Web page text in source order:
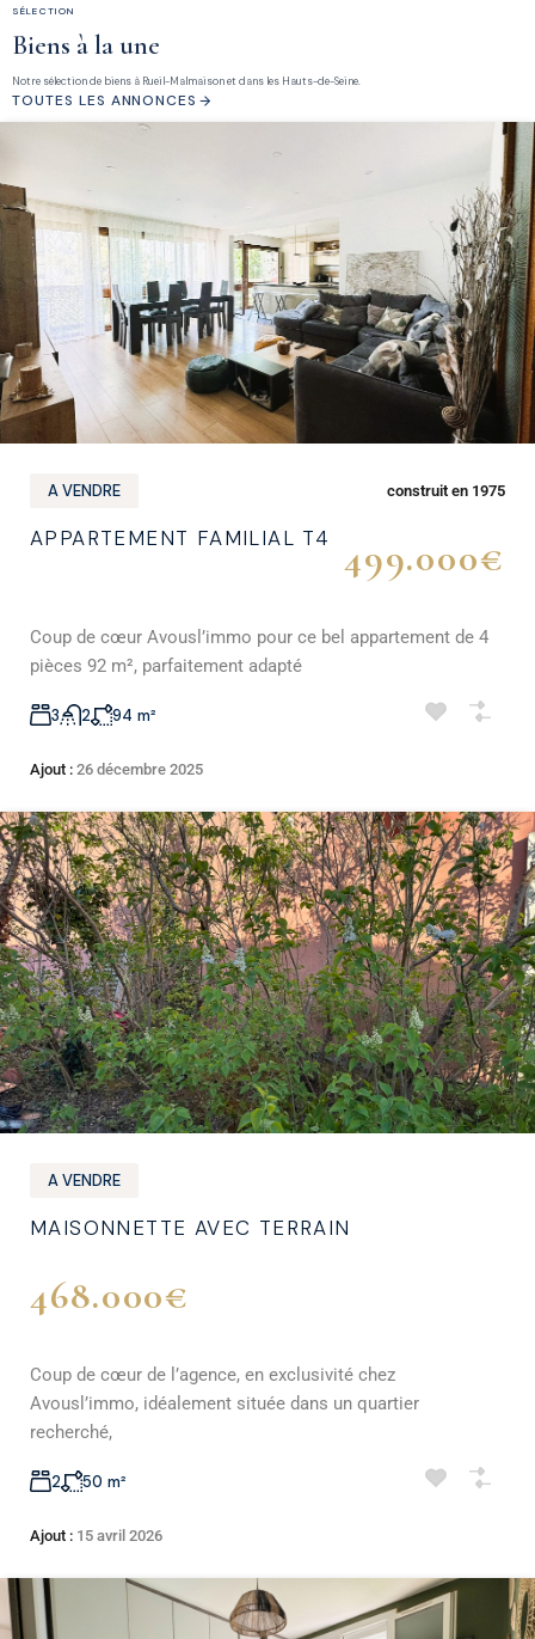
SÉLECTION
Biens à la une
Notre sélection de biens à Rueil-Malmaison et dans les Hauts-de-Seine.
TOUTES LES ANNONCES
A VENDRE construit en 1975
APPARTEMENT FAMILIAL T4 499.000€
Coup de cœur Avousl’immo pour ce bel appartement de 4
pièces 92 m², parfaitement adapté
3 2 94 m²
Ajout : 26 décembre 2025
A VENDRE
MAISONNETTE AVEC TERRAIN
468.000€
Coup de cœur de l’agence, en exclusivité chez
Avousl’immo, idéalement située dans un quartier
recherché,
2 50 m²
Ajout : 15 avril 2026